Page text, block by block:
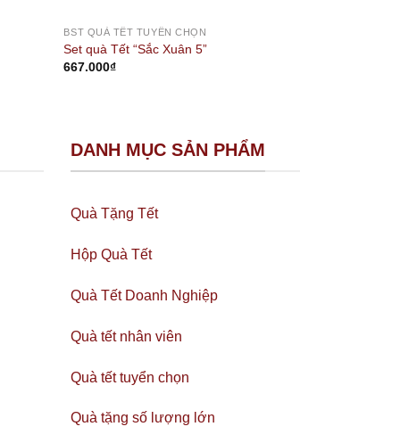
BST QUÀ TẾT TUYỂN CHỌN
Set quà Tết “Sắc Xuân 5”
667.000₫
DANH MỤC SẢN PHẨM
Quà Tặng Tết
Hộp Quà Tết
Quà Tết Doanh Nghiệp
Quà tết nhân viên
Quà tết tuyển chọn
Quà tặng số lượng lớn